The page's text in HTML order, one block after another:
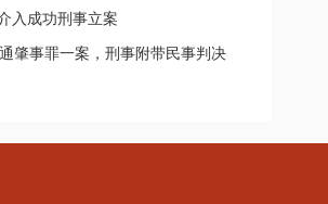
入成功刑事立案
肇事罪一案，刑事附带民事判决